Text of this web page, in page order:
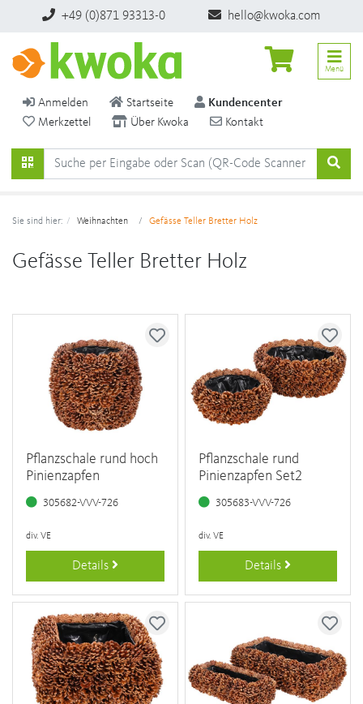
+49 (0)871 93313-0 hello@kwoka.com
Anmelden Startseite
Kundencenter
Merkzettel
Über Kwoka Kontakt
Menü
Sie sind hier: Weihnachten Gefässe Teller Bretter Holz
Gefässe Teller Bretter Holz
Pflanzschale rund hoch
Pinienzapfen
305682-VVV-726
div. VE
Details
Pflanzschale rund
Pinienzapfen Set2
305683-VVV-726
div. VE
Details